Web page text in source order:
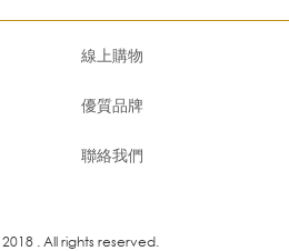
線上購物
優質品牌
聯絡我們
. All rights reserved.